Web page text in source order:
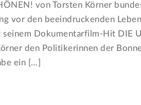
von Torsten Körner
vor den beeindruckenden
seinem Dokumentarfilm-Hit DIE
den Politikerinnen der
ein […]